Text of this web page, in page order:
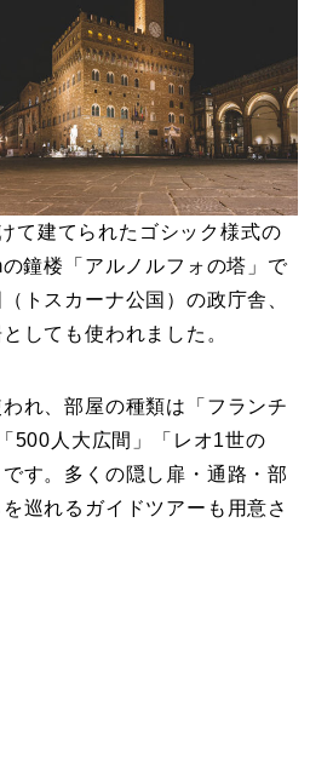
て建てられたゴシック様式の
鐘楼「アルノルフォの塔」で
トスカーナ公国）の政庁舎、
しても使われました。
れ、部屋の種類は「フランチ
500人大広間」「レオ1世の
す。多くの隠し扉・通路・部
巡れるガイドツアーも用意さ